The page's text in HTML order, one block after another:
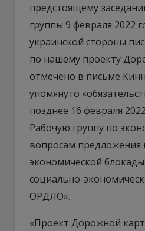
предстоящему
группы 9 февраля 2022
украинской стороны
по нашему проекту
отмечено в письме
упомянуто
позднее 16 февраля
Рабочую группу по
вопросам предложения
экономической
социально-
ОРДЛО».
«Проект Дорожной